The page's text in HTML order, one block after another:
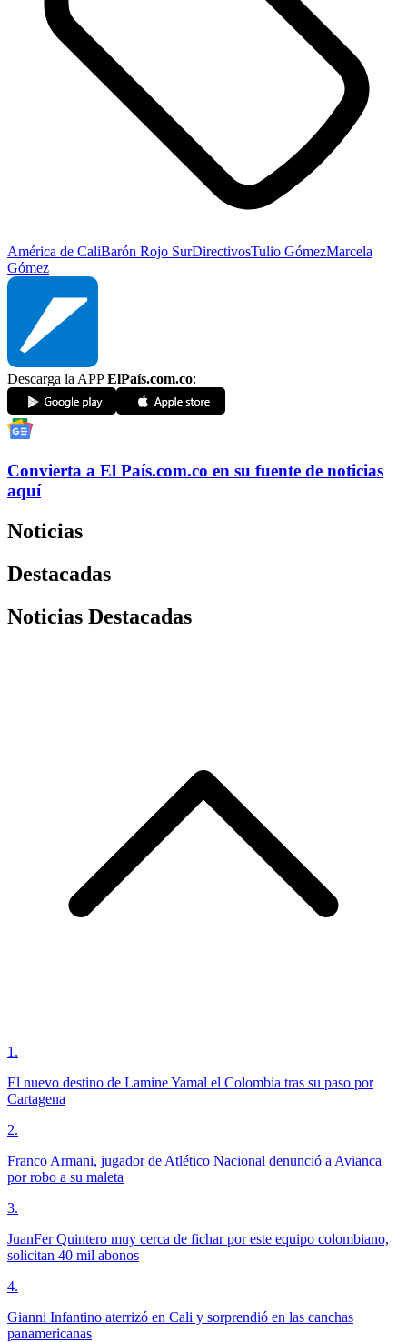
América de CaliBarón Rojo SurDirectivosTulio GómezMarcela
Gómez
Descarga la APPElPaís.com.co:
Convierta a El País.com.co en su fuente de noticias
aquí
Noticias
Destacadas
Noticias Destacadas
1 .
El nuevo destino de Lamine Yamal el Colombia tras su paso por
Cartagena
2.
Franco Armani, jugador de Atlético Nacional denunció a Avianca
por robo a su maleta
3.
JuanFer Quintero muy cerca de fichar por este equipo colombiano,
solicitan 40 mil abonos
4.
Gianni Infantino aterrizó en Cali y sorprendió en las canchas
panamericanas